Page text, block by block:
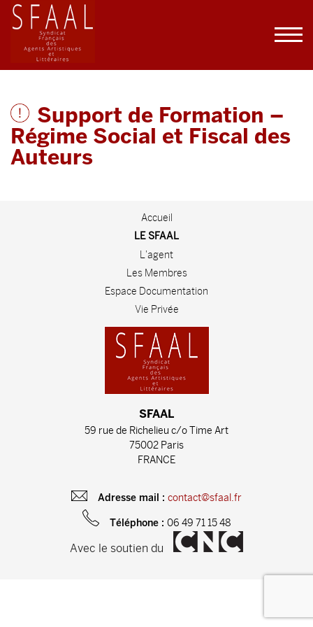
Support de Formation –
Régime Social et Fiscal des
Auteurs
Accueil
LE SFAAL
L'agent
Les Membres
Espace Documentation
Vie Privée
SFAAL
59 rue de Richelieu c/o Time Art
75002 Paris
FRANCE
Adresse mail : contact@sfaal.fr
Téléphone : 06 49 71 15 48
Avec le soutien du